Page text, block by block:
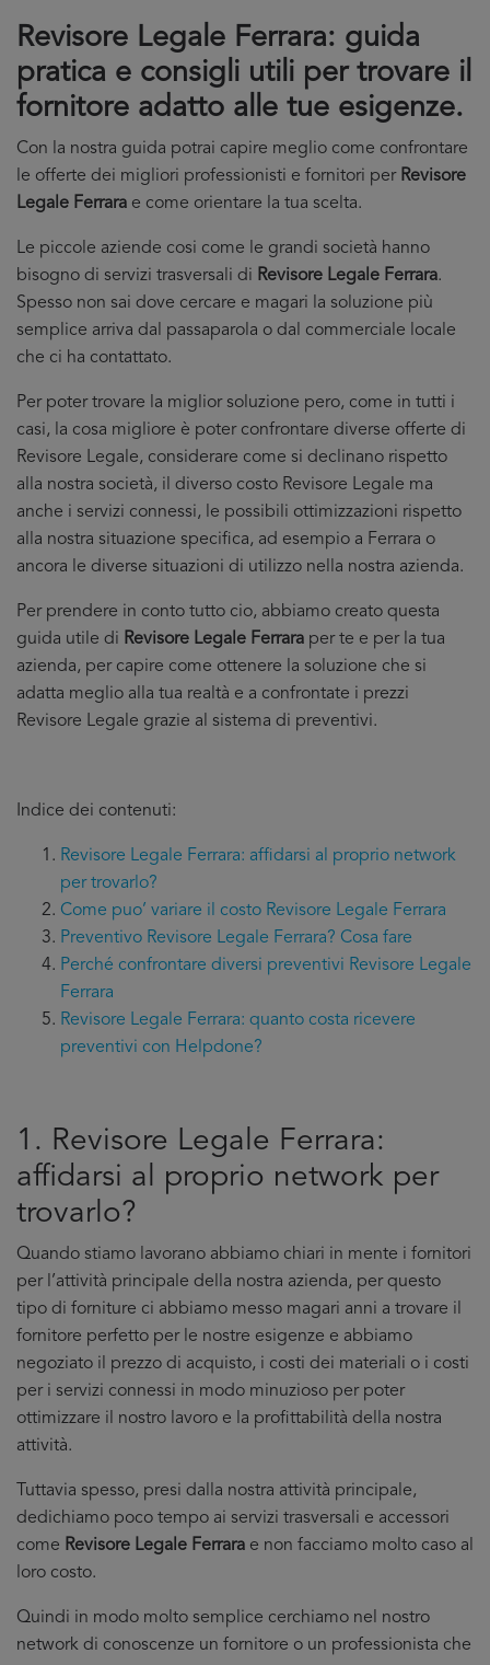
Revisore Legale Ferrara: guida
pratica e consigli utili per trovare il
fornitore adatto alle tue esigenze.
Con la nostra guida potrai capire meglio come confrontare
le offerte dei migliori professionisti e fornitori per Revisore
Legale Ferrara e come orientare la tua scelta.
Le piccole aziende cosi come le grandi società hanno
bisogno di servizi trasversali di Revisore Legale Ferrara.
Spesso non sai dove cercare e magari la soluzione più
semplice arriva dal passaparola o dal commerciale locale
che ci ha contattato.
Per poter trovare la miglior soluzione pero, come in tutti i
casi, la cosa migliore è poter confrontare diverse offerte di
Revisore Legale, considerare come si declinano rispetto
alla nostra società, il diverso costo Revisore Legale ma
anche i servizi connessi, le possibili ottimizzazioni rispetto
alla nostra situazione specifica, ad esempio a Ferrara o
ancora le diverse situazioni di utilizzo nella nostra azienda.
Per prendere in conto tutto cio, abbiamo creato questa
guida utile di Revisore Legale Ferrara per te e per la tua
azienda, per capire come ottenere la soluzione che si
adatta meglio alla tua realtà e a confrontate i prezzi
Revisore Legale grazie al sistema di preventivi.
Indice dei contenuti:
Revisore Legale Ferrara: affidarsi al proprio network
per trovarlo?
Come puo’ variare il costo Revisore Legale Ferrara
Preventivo Revisore Legale Ferrara? Cosa fare
Perché confrontare diversi preventivi Revisore Legale
Ferrara
Revisore Legale Ferrara: quanto costa ricevere
preventivi con Helpdone?
1. Revisore Legale Ferrara:
affidarsi al proprio network per
trovarlo?
Quando stiamo lavorano abbiamo chiari in mente i fornitori
per l’attività principale della nostra azienda, per questo
tipo di forniture ci abbiamo messo magari anni a trovare il
fornitore perfetto per le nostre esigenze e abbiamo
negoziato il prezzo di acquisto, i costi dei materiali o i costi
per i servizi connessi in modo minuzioso per poter
ottimizzare il nostro lavoro e la profittabilità della nostra
attività.
Tuttavia spesso, presi dalla nostra attività principale,
dedichiamo poco tempo ai servizi trasversali e accessori
come Revisore Legale Ferrara e non facciamo molto caso al
loro costo.
Quindi in modo molto semplice cerchiamo nel nostro
network di conoscenze un fornitore o un professionista che